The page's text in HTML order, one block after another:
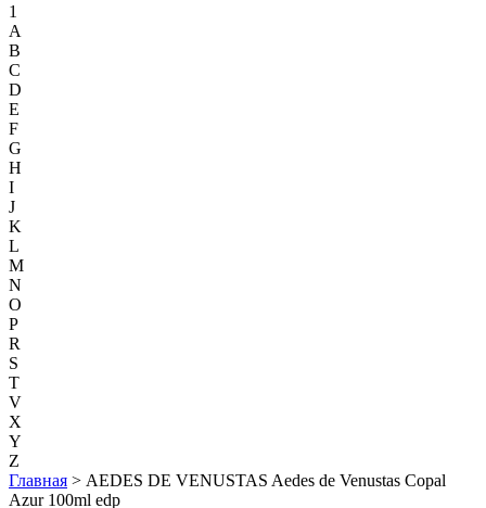
1
A
B
C
D
E
F
G
H
I
J
K
L
M
N
O
P
R
S
T
V
X
Y
Z
Главная > AEDES DE VENUSTAS Aedes de Venustas Copal
Azur 100ml edp